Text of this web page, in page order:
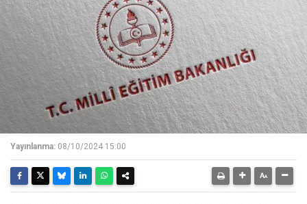
Yayınlanma: 08/10/2024 15:00